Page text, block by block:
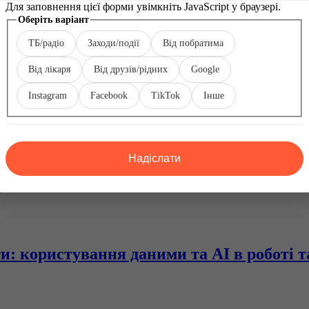
дефектів обличчя
користування даними та AI в роботі та
Для заповнення цієї форми увімкніть JavaScript у браузері.
Оберіть варіант
ТБ/радіо Заходи/події Від побратима
Від лікаря Від друзів/рідних Google
Instagram Facebook TikTok Інше
Інше
Надіслати